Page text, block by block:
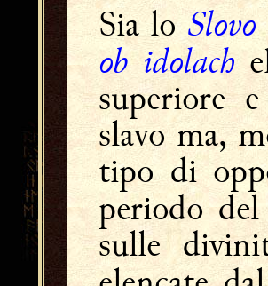
Sia lo
ob idolach
superiore
slavo ma,
tipo di
periodo
sulle